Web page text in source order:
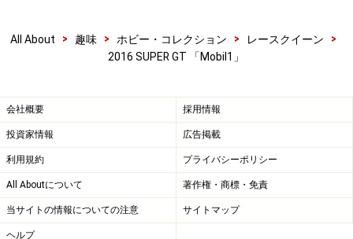
All About > 趣味 > ホビー・コレクション > レースクイーン
>
2016 SUPER GT 「Mobil1」
会社概要 採用情報
投資家情報 広告掲載
利用規約 プライバシーポリシー
All Aboutについて 著作権・商標・免責
当サイトの情報についての注意 サイトマップ
ヘルプ